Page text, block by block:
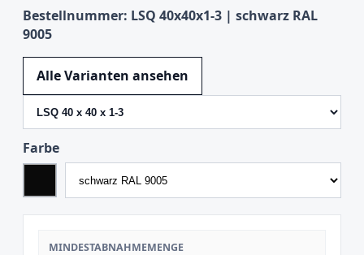
Bestellnummer: LSQ 40x40x1-3 | schwarz RAL
9005
Alle Varianten ansehen
Farbe
MINDESTABNAHMEMENGE